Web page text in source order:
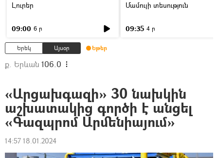
Լուրեր
09:00 6 ր
Մամուլի տեսություն
09:35 4 ր
Երեկ Այսօր Եթեր
ք. Երևան 106.0
«Արցախգազի» 30 նախկին
աշխատակից գործի է անցել
«Գազպրոմ Արմենիայում»
14:57 18.01.2024